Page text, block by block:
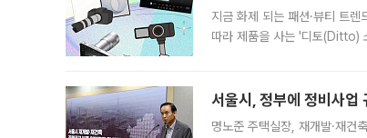
지금 화제 되는 패션·뷰티 트
따라 제품을 사는 '디토(Ditto)
서울시, 정부에 정비사
명노준 주택실장, 재개발·재건